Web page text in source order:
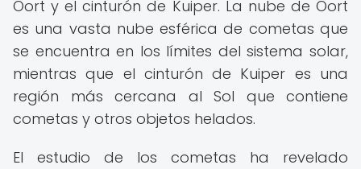
Oort y el cinturón de Kuiper. La nube de Oort
es una vasta nube esférica de cometas que
se encuentra en los límites del sistema solar,
mientras que el cinturón de Kuiper es una
región más cercana al Sol que contiene
cometas y otros objetos helados.
El estudio de los cometas ha revelado